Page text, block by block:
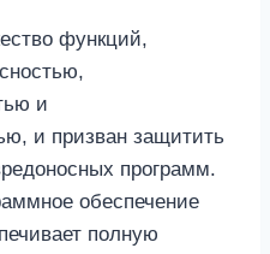
функций,
и
и призван защитить
программ.
обеспечение
полную